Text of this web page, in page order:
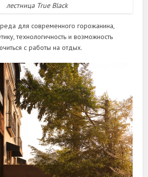
лестница True Black
для современного горожанина,
технологичность и возможность
с работы на отдых.